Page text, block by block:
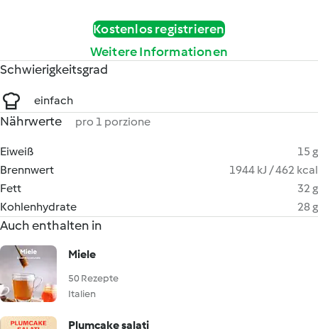
Kostenlos registrieren
Weitere Informationen
Schwierigkeitsgrad
einfach
Nährwerte pro 1 porzione
Eiweiß
15 g
Brennwert
1944 kJ / 462 kcal
Fett
32 g
Kohlenhydrate
28 g
Auch enthalten in
Miele
50 Rezepte
Italien
Plumcake salati